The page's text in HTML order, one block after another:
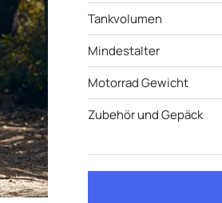
Tankvolumen
Mindestalter
Motorrad Gewicht
Zubehör und Gepäck